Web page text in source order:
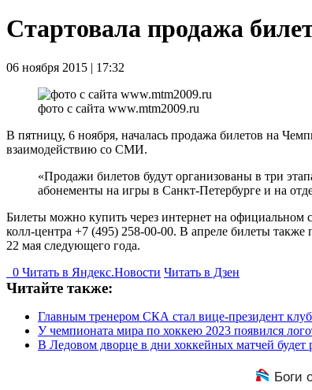
Стартовала продажа
06 ноября 2015 | 17:32
фото с сайта www.mtm2009.ru
В пятницу, 6 ноября, началась продажа билетов на
взаимодействию со СМИ.
«Продажи билетов будут организованы в три
абонементы на игры в Санкт-Петербурге и на
Билеты можно купить через интернет на официальном
колл-центра +7 (495) 258-00-00. В апреле билеты
22 мая следующего года.
0 Читать в Яндекс.Новости Читать в Дзен
Читайте также:
Главным тренером СКА стал вице-президент
У чемпионата мира по хоккею 2023 появился
В Ледовом дворце в дни хоккейных матчей будет
Боги